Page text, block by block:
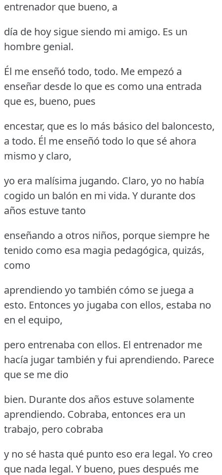
entrenador que bueno, a
día de hoy sigue siendo mi amigo. Es un
hombre genial.
Él me enseñó todo, todo. Me empezó a
enseñar desde lo que es como una entrada
que es, bueno, pues
encestar, que es lo más básico del baloncesto,
a todo. Él me enseñó todo lo que sé ahora
mismo y claro,
yo era malísima jugando. Claro, yo no había
cogido un balón en mi vida. Y durante dos
años estuve tanto
enseñando a otros niños, porque siempre he
tenido como esa magia pedagógica, quizás,
como
aprendiendo yo también cómo se juega a
esto. Entonces yo jugaba con ellos, estaba no
en el equipo,
pero entrenaba con ellos. El entrenador me
hacía jugar también y fui aprendiendo. Parece
que se me dio
bien. Durante dos años estuve solamente
aprendiendo. Cobraba, entonces era un
trabajo, pero cobraba
y no sé hasta qué punto eso era legal. Yo creo
que nada legal. Y bueno, pues después me